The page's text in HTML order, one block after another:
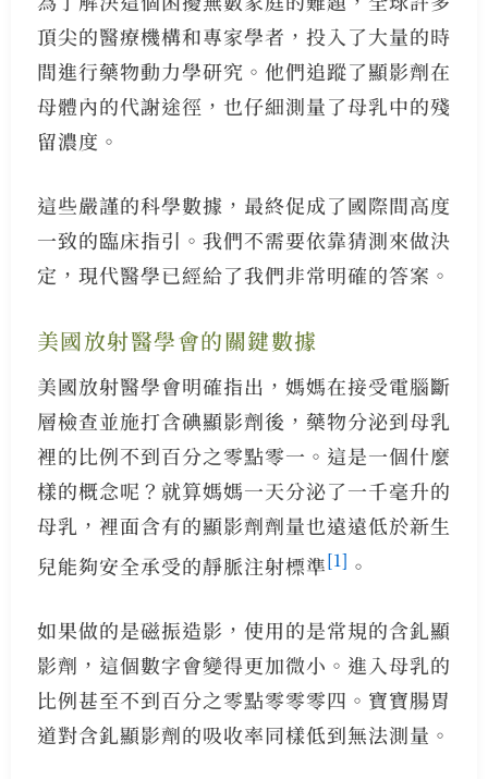
頂尖的醫療機構和專家學者，投入了大量的時
間進行藥物動力學研究。他們追蹤了顯影劑在
母體內的代謝途徑，也仔細測量了母乳中的殘
留濃度。
這些嚴謹的科學數據，最終促成了國際間高度
一致的臨床指引。我們不需要依靠猜測來做決
定，現代醫學已經給了我們非常明確的答案。
美國放射醫學會的關鍵數據
美國放射醫學會明確指出，媽媽在接受電腦斷
層檢查並施打含碘顯影劑後，藥物分泌到母乳
裡的比例不到百分之零點零一。這是一個什麼
樣的概念呢？就算媽媽一天分泌了一千毫升的
母乳，裡面含有的顯影劑劑量也遠遠低於新生
兒能夠安全承受的靜脈注射標準[1] 。
如果做的是磁振造影，使用的是常規的含釓顯
影劑，這個數字會變得更加微小。進入母乳的
比例甚至不到百分之零點零零零四。寶寶腸胃
道對含釓顯影劑的吸收率同樣低到無法測量。